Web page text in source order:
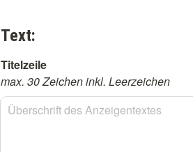
Text:
Titelzeile
max. 30 Zeichen inkl. Leerzeichen